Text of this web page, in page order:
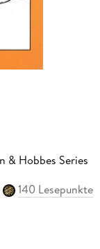
& Hobbes Series
140 Lesepunkte